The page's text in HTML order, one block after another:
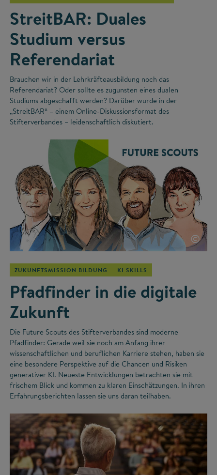
StreitBAR: Duales
Studium versus
Referendariat
Brauchen wir in der Lehrkräfteausbildung noch das
Referendariat? Oder sollte es zugunsten eines dualen
Studiums abgeschafft werden? Darüber wurde in der
„StreitBAR“ – einem Online-Diskussionsformat des
Stifterverbandes – leidenschaftlich diskutiert.
©
ZUKUNFTSMISSION BILDUNG KI SKILLS
Pfadfinder in die digitale
Zukunft
Die Future Scouts des Stifterverbandes sind moderne
Pfadfinder: Gerade weil sie noch am Anfang ihrer
wissenschaftlichen und beruflichen Karriere stehen, haben sie
eine besondere Perspektive auf die Chancen und Risiken
generativer KI. Neueste Entwicklungen betrachten sie mit
frischem Blick und kommen zu klaren Einschätzungen. In ihren
Erfahrungsberichten lassen sie uns daran teilhaben.